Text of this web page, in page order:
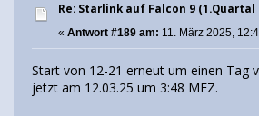
Re: Starlink auf Falcon 9 (1.Quartal
« Antwort #189 am: 11. März 2025,
Start von 12-21 erneut um einen Tag
jetzt am 12.03.25 um 3:48 MEZ.